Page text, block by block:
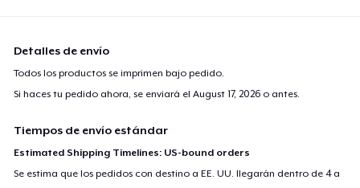
Detalles de envío
Todos los productos se imprimen bajo pedido.
Si haces tu pedido ahora, se enviará elAugust 17, 2026 o antes.
Tiempos de envío estándar
Estimated Shipping Timelines: US-bound orders
Se estima que los pedidos con destino a EE. UU. llegarán dentro de 4 a